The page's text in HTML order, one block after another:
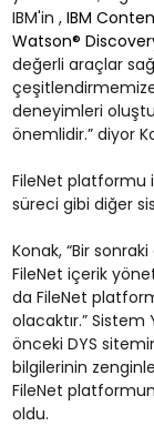
IBM'in , IBM
Watson®
değerli araçlar
deneyimleri
önemlidir.” diyor
FileNet platformu
süreci gibi diğer
Konak, “Bir
FileNet içerik
da FileNet
olacaktır.” Sistem
önceki DYS
bilgilerinin
FileNet
oldu.